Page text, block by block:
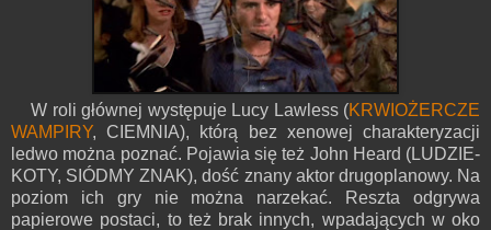
W roli głównej występuje Lucy Lawless (KRWIOŻERCZE
WAMPIRY, CIEMNIA), którą bez xenowej charakteryzacji
ledwo można poznać. Pojawia się też John Heard (LUDZIE-
KOTY, SIÓDMY ZNAK), dość znany aktor drugoplanowy. Na
poziom ich gry nie można narzekać. Reszta odgrywa
papierowe postaci, to też brak innych, wpadających w oko